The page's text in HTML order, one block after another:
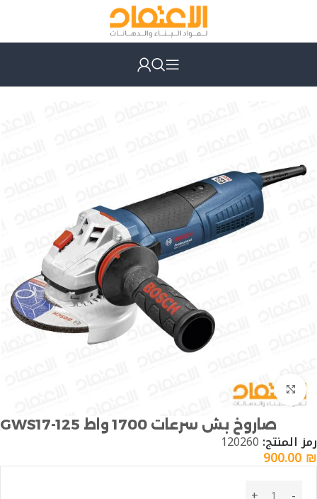
Click to enlarge
صاروخ بش سرعات 1700 واط GWS17-125
رمز المنتج: 120260
900.00 ₪